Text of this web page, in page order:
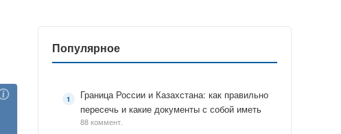
Популярное
Граница России и Казахстана: как правильно
пересечь и какие документы с собой иметь
88 коммент.